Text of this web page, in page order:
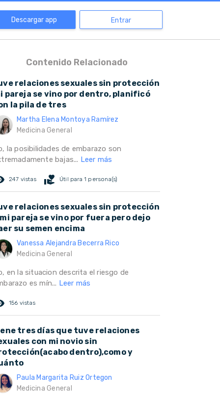
Descargar app Entrar
Contenido Relacionado
relaciones sexuales sin protección
pareja se vino por dentro, planificó
la pila de tres
Martha Elena Montoya Ramírez
Medicina General
la posibilidades de embarazo son
bajas... Leer más
247 vistas volunteer_activism Útil para 1 persona(s)
relaciones sexuales sin protección
pareja se vino por fuera pero dejo
su semen encima
Vanessa Alejandra Becerra Rico
Medicina General
en la situacion descrita el riesgo de
es mín... Leer más
156 vistas
tres días que tuve relaciones
con mi novio sin
dentro),como y
Paula Margarita Ruiz Ortegon
Medicina General